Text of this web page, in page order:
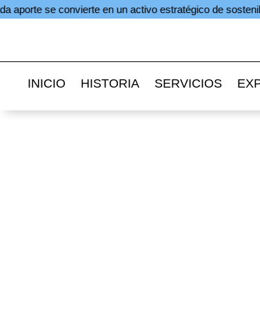
convierte en un activo estratégico de sostenibilidad
INICIO HISTORIA SERVICIOS